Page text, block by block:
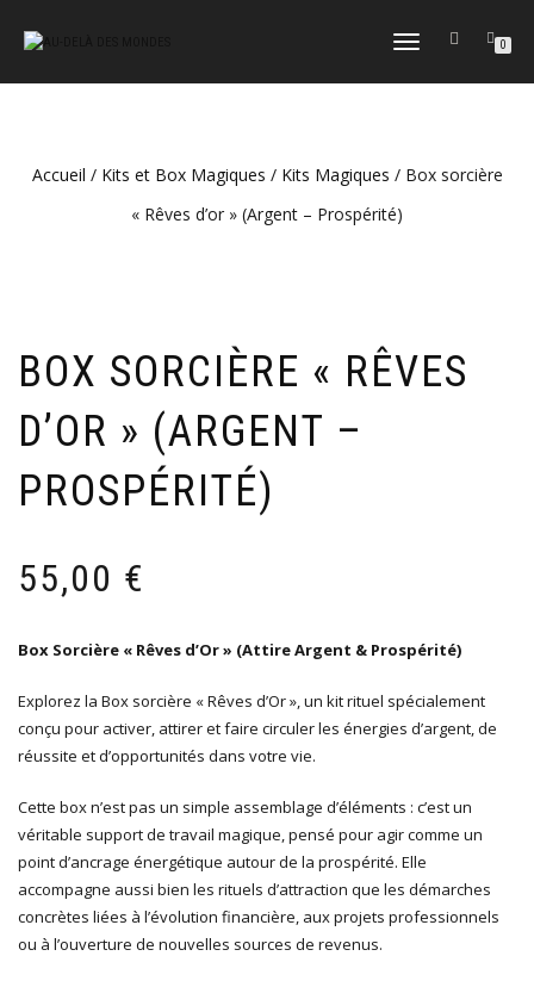
DÉPLIER
NAVIGATION
0
Accueil / Kits et Box Magiques / Kits Magiques / Box sorcière
« Rêves d’or » (Argent – Prospérité)
BOX SORCIÈRE « RÊVES
D’OR » (ARGENT –
PROSPÉRITÉ)
55,00 €
Box Sorcière « Rêves d’Or » (Attire Argent & Prospérité)
Explorez la Box sorcière « Rêves d’Or », un kit rituel spécialement
conçu pour activer, attirer et faire circuler les énergies d’argent, de
réussite et d’opportunités dans votre vie.
Cette box n’est pas un simple assemblage d’éléments : c’est un
véritable support de travail magique, pensé pour agir comme un
point d’ancrage énergétique autour de la prospérité. Elle
accompagne aussi bien les rituels d’attraction que les démarches
concrètes liées à l’évolution financière, aux projets professionnels
ou à l’ouverture de nouvelles sources de revenus.